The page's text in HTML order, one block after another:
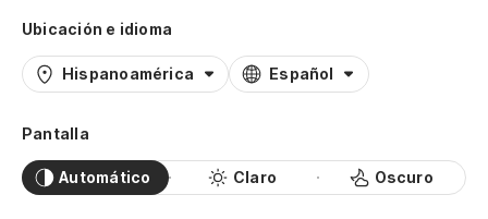
Ubicación e idioma
Hispanoamérica Español
Pantalla
Automático Claro Oscuro